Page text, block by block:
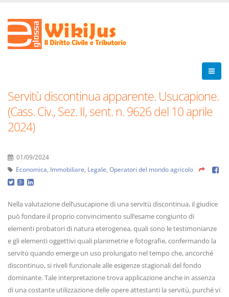
Servitù discontinua apparente. Usucapione.
(Cass. Civ., Sez. II, sent. n. 9626 del 10 aprile
2024)
01/09/2024
Economica Immobiliare Legale Operatori del mondo agricolo
Nella valutazione dell’usucapione di una servitù discontinua, il giudice
può fondare il proprio convincimento sull’esame congiunto di
elementi probatori di natura eterogenea, quali sono le testimonianze
e gli elementi oggettivi quali planimetrie e fotografie, confermando la
servitù quando emerge un uso prolungato nel tempo che, ancorché
discontinuo, si riveli funzionale alle esigenze stagionali del fondo
dominante. Tale interpretazione trova applicazione anche in assenza
di una costante utilizzazione delle opere attestanti la servitù, purché vi